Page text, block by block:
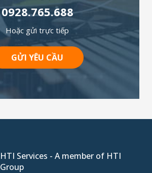
0928.765.688
Hoặc gửi trực tiếp
GỬI YÊU CẦU
HTI Services - A member of HTI
Group